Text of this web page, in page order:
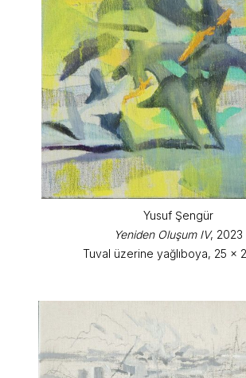
Yusuf Şengür
Yeniden Oluşum IV, 2023
Tuval üzerine yağlıboya, 25 x